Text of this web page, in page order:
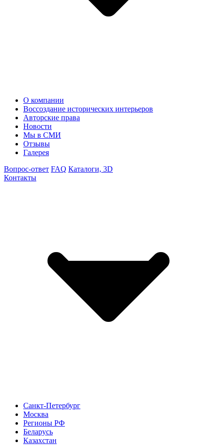
О компании
Воссоздание исторических интерьеров
Авторские права
Новости
Мы в СМИ
Отзывы
Галерея
Вопрос-ответ FAQ Каталоги, 3D
Контакты
Санкт-Петербург
Москва
Регионы РФ
Беларусь
Казахстан